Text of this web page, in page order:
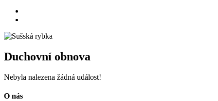
Duchovní obnova
Nebyla nalezena žádná událost!
O nás